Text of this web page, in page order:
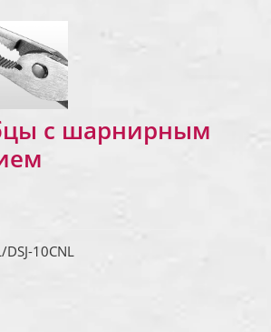
с шарнирным
DSJ-10CNL